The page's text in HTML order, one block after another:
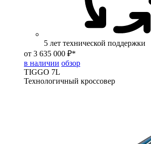
5 лет технической поддержки
от 3 635 000 ₽*
в наличии обзор
TIGGO 7L
Технологичный кроссовер